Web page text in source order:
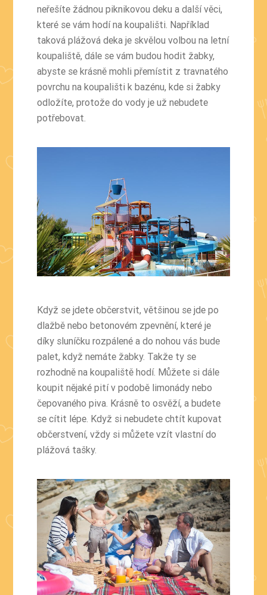
neřešíte žádnou piknikovou deku a další věci,
které se vám hodí na koupališti. Například
taková plážová deka je skvělou volbou na letní
koupaliště, dále se vám budou hodit žabky,
abyste se krásně mohli přemístit z travnatého
povrchu na koupališti k bazénu, kde si žabky
odložíte, protože do vody je už nebudete
potřebovat.
Když se jdete občerstvit, většinou se jde po
dlažbě nebo betonovém zpevnění, které je
díky sluníčku rozpálené a do nohou vás bude
palet, když nemáte žabky. Takže ty se
rozhodně na koupaliště hodí. Můžete si dále
koupit nějaké pití v podobě limonády nebo
čepovaného piva. Krásně to osvěží, a budete
se cítit lépe. Když si nebudete chtít kupovat
občerstvení, vždy si můžete vzít vlastní do
plážová tašky.